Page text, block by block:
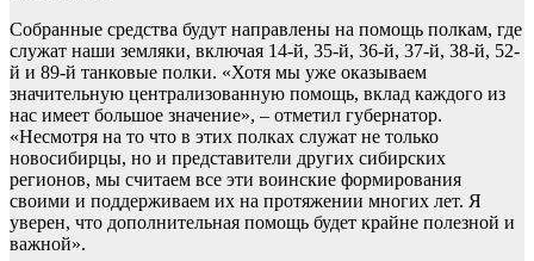
Собранные средства будут направлены на помощь полкам, где
служат наши земляки, включая 14-й, 35-й, 36-й, 37-й, 38-й, 52-
й и 89-й танковые полки. «Хотя мы уже оказываем
значительную централизованную помощь, вклад каждого из
нас имеет большое значение», – отметил губернатор.
«Несмотря на то что в этих полках служат не только
новосибирцы, но и представители других сибирских
регионов, мы считаем все эти воинские формирования
своими и поддерживаем их на протяжении многих лет. Я
уверен, что дополнительная помощь будет крайне полезной и
важной».